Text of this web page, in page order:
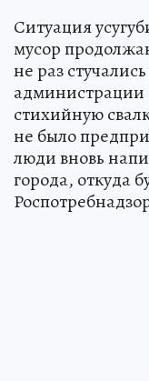
Ситуация
мусор
не раз
администрации
стихийную
не было
люди вновь
города, откуда